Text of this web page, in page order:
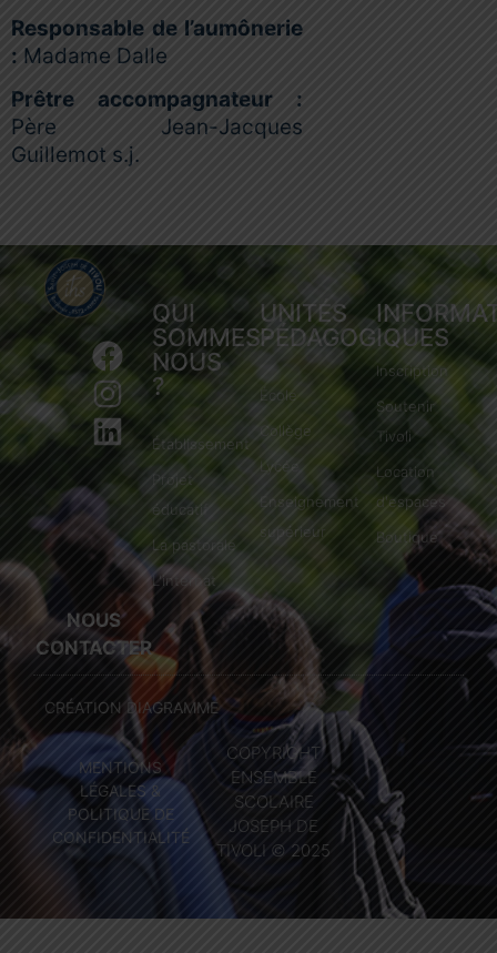
Responsable de l’aumônerie
: Madame Dalle
Prêtre accompagnateur :
Père Jean-Jacques
Guillemot s.j.
QUI
SOMMES-
NOUS
?
Établissement
Projet
éducatif
La pastorale
L'internat
UNITÉS
PÉDAGOGIQUES
École
Collège
Lycée
Enseignement
supérieur
Inscription
Soutenir
Tivoli
Location
d'espaces
Boutique
NOUS
CONTACTER
CRÉATION DIAGRAMME
MENTIONS
LÉGALES &
POLITIQUE DE
CONFIDENTIALITÉ
COPYRIGHT
ENSEMBLE
SCOLAIRE
JOSEPH DE
TIVOLI © 2025